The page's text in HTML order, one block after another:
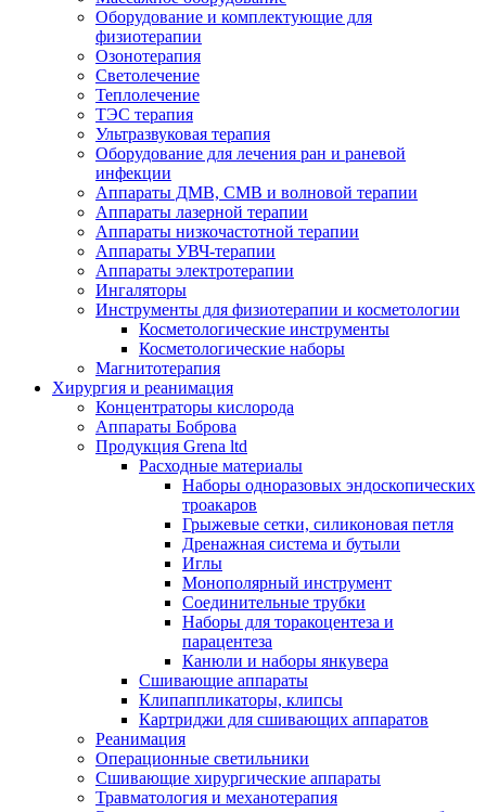
Оборудование и комплектующие для
физиотерапии
Озонотерапия
Светолечение
Теплолечение
ТЭС терапия
Ультразвуковая терапия
Оборудование для лечения ран и раневой
инфекции
Аппараты ДМВ, СМВ и волновой терапии
Аппараты лазерной терапии
Аппараты низкочастотной терапии
Аппараты УВЧ-терапии
Аппараты электротерапии
Ингаляторы
Инструменты для физиотерапии и косметологии
Косметологические инструменты
Косметологические наборы
Магнитотерапия
Хирургия и реанимация
Концентраторы кислорода
Аппараты Боброва
Продукция Grena ltd
Расходные материалы
Наборы одноразовых эндоскопических
троакаров
Грыжевые сетки, силиконовая петля
Дренажная система и бутыли
Иглы
Монополярный инструмент
Соединительные трубки
Наборы для торакоцентеза и
парацентеза
Канюли и наборы янкувера
Сшивающие аппараты
Клипаппликаторы, клипсы
Картриджи для сшивающих аппаратов
Реанимация
Операционные светильники
Сшивающие хирургические аппараты
Травматология и механотерапия